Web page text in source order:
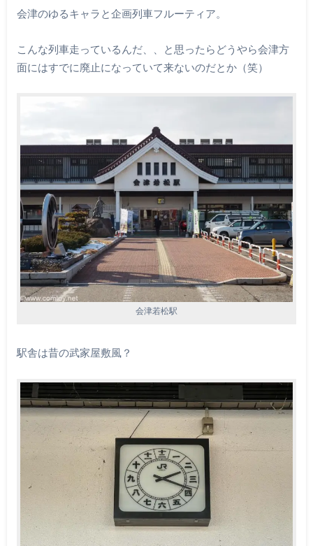
会津のゆるキャラと企画列車フルーティア。
こんな列車走っているんだ、、と思ったらどうやら会津方
面にはすでに廃止になっていて来ないのだとか（笑）
会津若松駅
駅舎は昔の武家屋敷風？